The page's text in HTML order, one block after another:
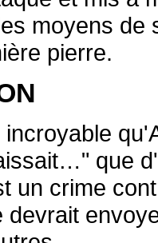
moyens
pierre.
que
un crime
devrait